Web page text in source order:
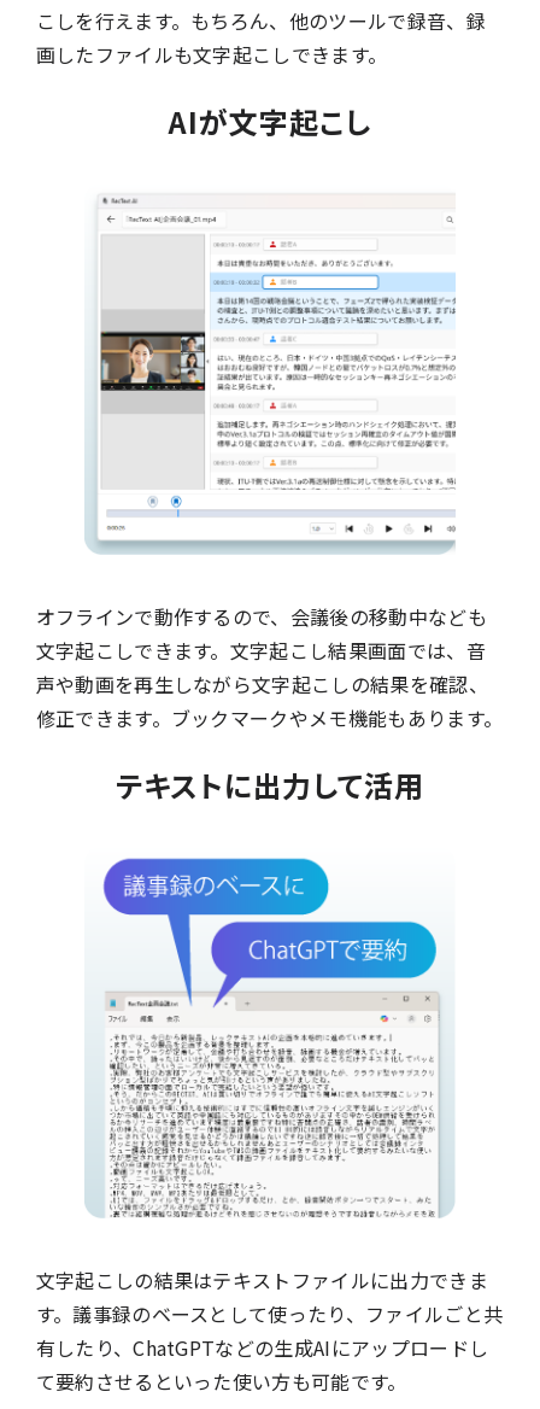
こしを行えます。もちろん、他のツールで録音、録
画したファイルも文字起こしできます。
AIが文字起こし
オフラインで動作するので、会議後の移動中なども
文字起こしできます。文字起こし結果画面では、音
声や動画を再生しながら文字起こしの結果を確認、
修正できます。ブックマークやメモ機能もあります。
テキストに出力して活用
文字起こしの結果はテキストファイルに出力できま
す。議事録のベースとして使ったり、ファイルごと共
有したり、ChatGPTなどの生成AIにアップロードし
て要約させるといった使い方も可能です。